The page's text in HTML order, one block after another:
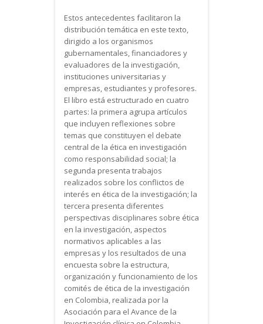
Estos antecedentes facilitaron la
distribución temática en este texto,
dirigido a los organismos
gubernamentales, financiadores y
evaluadores de la investigación,
instituciones universitarias y
empresas, estudiantes y profesores.
El libro está estructurado en cuatro
partes: la primera agrupa artículos
que incluyen reflexiones sobre
temas que constituyen el debate
central de la ética en investigación
como responsabilidad social; la
segunda presenta trabajos
realizados sobre los conflictos de
interés en ética de la investigación; la
tercera presenta diferentes
perspectivas disciplinares sobre ética
en la investigación, aspectos
normativos aplicables a las
empresas y los resultados de una
encuesta sobre la estructura,
organización y funcionamiento de los
comités de ética de la investigación
en Colombia, realizada por la
Asociación para el Avance de la